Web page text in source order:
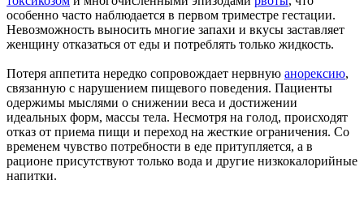
особенно часто наблюдается в первом триместре гестации.
Невозможность выносить многие запахи и вкусы заставляет
женщину отказаться от еды и потреблять только жидкость.
Потеря аппетита нередко сопровождает нервную анорексию,
связанную с нарушением пищевого поведения. Пациенты
одержимы мыслями о снижении веса и достижении
идеальных форм, массы тела. Несмотря на голод, происходят
отказ от приема пищи и переход на жесткие ограничения. Со
временем чувство потребности в еде притупляется, а в
рационе присутствуют только вода и другие низкокалорийные
напитки.